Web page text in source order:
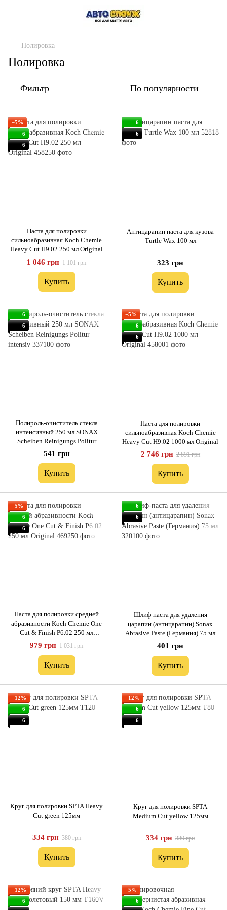
Полировка
Полировка
Фильтр По популярности
−5%
6
6
Паста для полировки
сильноабразивная Koch Chemie
Heavy Cut H9.02 250 мл Original
1 046 грн 1 101 грн
Купить
6
6
Антицарапин паста для кузова
Turtle Wax 100 мл
323 грн
Купить
6
6
Полироль-очиститель стекла
интенсивный 250 мл SONAX
Scheiben Reinigungs Politur
intensiv
541 грн
Купить
−5%
6
6
Паста для полировки
сильноабразивная Koch Chemie
Heavy Cut H9.02 1000 мл Original
2 746 грн 2 891 грн
Купить
−5%
6
6
Паста для полировки средней
абразивности Koch Chemie One
Cut & Finish P6.02 250 мл
Original
979 грн 1 031 грн
Купить
6
6
Шлиф-паста для удаления
царапин (антицарапин) Sonax
Abrasive Paste (Германия) 75 мл
401 грн
Купить
−12%
6
6
Круг для полировки SPTA Heavy
Cut green 125мм
334 грн 380 грн
Купить
−12%
6
6
Круг для полировки SPTA
Medium Cut yellow 125мм
334 грн 380 грн
Купить
−12%
6
−5%
6